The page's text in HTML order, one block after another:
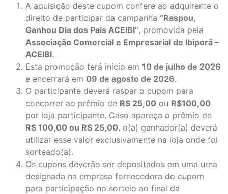
A aquisição deste cupom confere ao adquirente o
direito de participar da campanha “Raspou,
Ganhou Dia dos Pais ACEIBI”, promovida pela
Associação Comercial e Empresarial de Ibiporã –
ACEIBI.
Esta promoção terá início em 10 de julho de 2026
e encerrará em 09 de agosto de 2026.
O participante deverá raspar o cupom para
concorrer ao prêmio de R$ 25,00 ou R$100,00
por loja participante. Caso apareça o prêmio de
R$ 100,00 ou R$ 25,00, o(a) ganhador(a) deverá
utilizar esse valor exclusivamente na loja onde foi
sorteado(a).
Os cupons deverão ser depositados em uma urna
designada na empresa fornecedora do cupom
para participação no sorteio ao final da